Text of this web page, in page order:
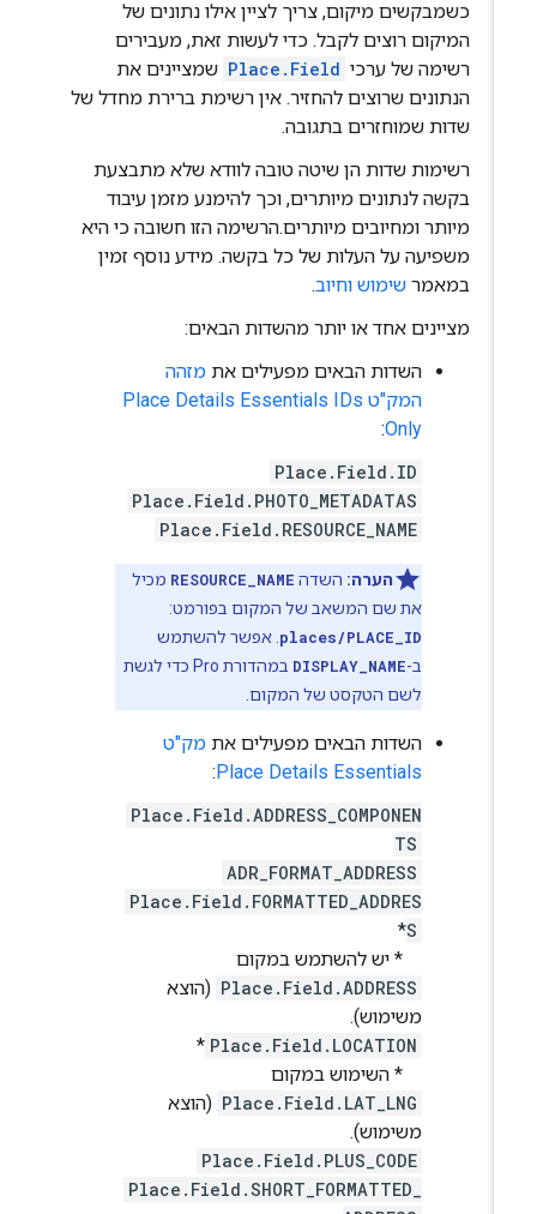
כשמבקשים מיקום, צריך לציין אילו נתונים של
המיקום רוצים לקבל. כדי לעשות זאת, מעבירים
רשימה של ערכי Place.Field שמציינים את
הנתונים שרוצים להחזיר. אין רשימת ברירת מחדל של
שדות שמוחזרים בתגובה.
רשימות שדות הן שיטה טובה לוודא שלא מתבצעת
בקשה לנתונים מיותרים, וכך להימנע מזמן עיבוד
מיותר ומחיובים מיותרים.הרשימה הזו חשובה כי היא
משפיעה על העלות של כל בקשה. מידע נוסף זמין
במאמרשימוש וחיוב.
מציינים אחד או יותר מהשדות הבאים:
השדות הבאים מפעילים אתמזהה
המק"ט Place Details Essentials IDs
Only
:
Place.Field.ID
Place.Field.PHOTO_METADATAS
Place.Field.RESOURCE_NAME
הערה:השדהRESOURCE_NAMEמכיל
את שם המשאב של המקום בפורמט:
places/PLACE_ID. אפשר להשתמש
DISPLAY_NAME
במהדורת Pro כדי לגשת
לשם הטקסט של המקום.
השדות הבאים מפעילים אתמק"ט
Place Details Essentials
:
Place.Field.ADDRESS_COMPONEN
ADR_FORMAT_ADDRESS
Place.Field.FORMATTED_ADDRES
* יש להשתמש במקום
Place.Field.ADDRESS (הוצא
משימוש).
Place.Field.LOCATION
*
* השימוש במקום
Place.Field.LAT_LNG (הוצא
משימוש).
Place.Field.PLUS_CODE
Place.Field.SHORT_FORMATTED_